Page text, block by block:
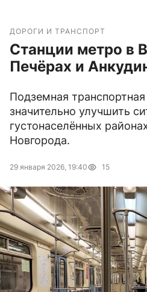
ДОРОГИ И ТРАНСПОРТ
Станции метро в
Печёрах и
Подземная
значительно улучшить
густонаселённых
Новгорода.
29 января 2026, 19:40 15